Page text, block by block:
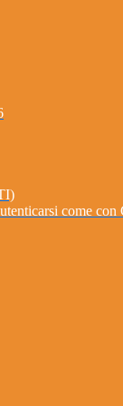
come